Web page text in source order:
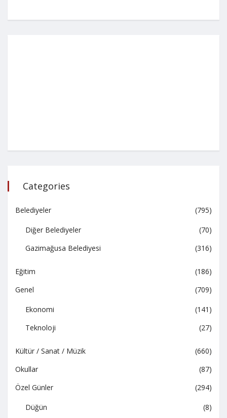
Categories
Belediyeler (795)
Diğer Belediyeler
(70)
Gazimağusa Belediyesi
(316)
Eğitim
(186)
Genel
(709)
Ekonomi
(141)
Teknoloji
(27)
Kültür / Sanat / Müzik
(660)
Okullar
(87)
Özel Günler
(294)
Düğün
(8)